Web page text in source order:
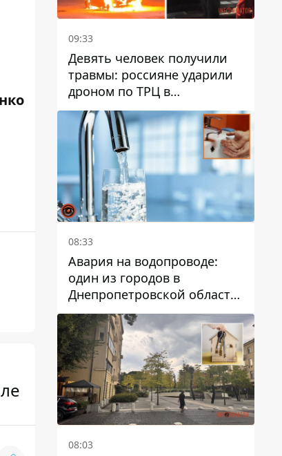
09:33
Девять человек получили
травмы: россияне ударили
дроном по ТРЦ в
Павлограде, будет ли
работать заведение в
дальнейшем
08:33
Авария на водопроводе:
один из городов в
Днепропетровской области
остался без воды
08:03